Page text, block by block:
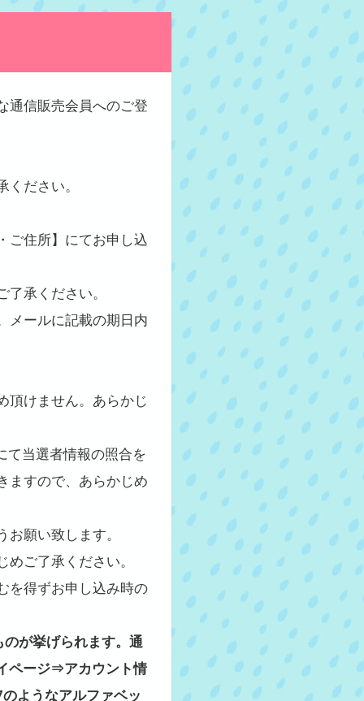
通信販売会員へのご登
ださい。
ご住所】にてお申し込
承ください。
メールに記載の期日内
頂けません。あらかじ
て当選者情報の照合を
ますので、あらかじめ
願い致します。
ご了承ください。
を得ずお申し込み時の
が挙げられます。通
ページ⇒アカウント情
ようなアルファベッ